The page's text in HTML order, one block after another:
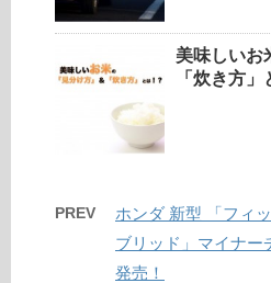
美味しいお
「炊き方」
PREV
ホンダ 新型 「フィ
ブリッド」マイナー
発売！